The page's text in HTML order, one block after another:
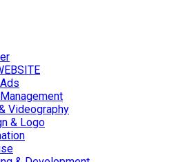
Videography
& Logo